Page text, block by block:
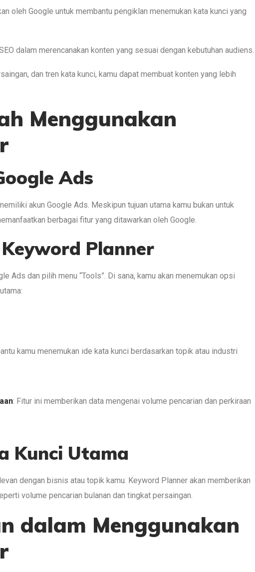
oleh Google untuk membantu pengiklan menemukan kata kunci yang
dalam merencanakan konten yang sesuai dengan kebutuhan audiens.
dan tren kata kunci, kamu dapat membuat konten yang lebih
Menggunakan
Ads
akun Google Ads. Meskipun tujuan utama kamu bukan untuk
berbagai fitur yang ditawarkan oleh Google.
Planner
Ads dan pilih menu “Tools”. Di sana, kamu akan menemukan opsi
kamu menemukan ide kata kunci berdasarkan topik atau industri
: Fitur ini memberikan data mengenai volume pencarian dan perkiraan
Kunci Utama
dengan bisnis atau topik kamu. Keyword Planner akan memberikan
volume pencarian bulanan dan tingkat persaingan.
dalam Menggunakan